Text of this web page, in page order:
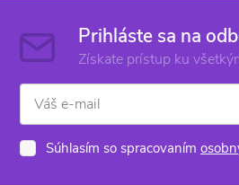
Prihláste sa na
Získate prístup ku
Súhlasím so spracovaním